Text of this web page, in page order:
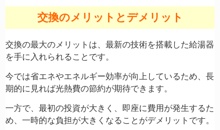
交換のメリットとデメリット
交換の最大のメリットは、最新の技術を搭載した給湯器
を手に入れられることです。
今では省エネやエネルギー効率が向上しているため、長
期的に見れば光熱費の節約が期待できます。
一方で、最初の投資が大きく、即座に費用が発生するた
め、一時的な負担が大きくなることがデメリットです。